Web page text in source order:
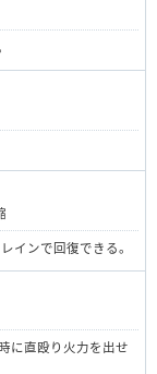
インで回復できる。
に直殴り火力を出せ